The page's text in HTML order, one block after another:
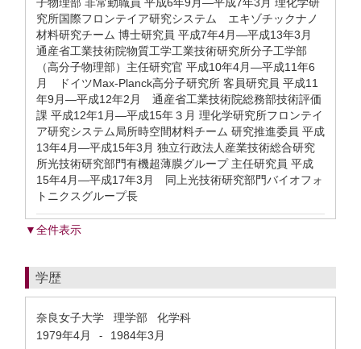
究所国際フロンテイア研究システム エキゾチックナノ
材料研究チーム 博士研究員 平成7年4月—平成13年3月
通産省工業技術院物質工学工業技術研究所分子工学部
（高分子物理部）主任研究官 平成10年4月—平成11年6
月 ドイツMax-Planck高分子研究所 客員研究員 平成11
年9月—平成12年2月 通産省工業技術院総務部技術評価
課 平成12年1月—平成15年３月 理化学研究所フロンテイ
ア研究システム局所時空間材料チーム 研究推進委員 平成
13年4月—平成15年3月 独立行政法人産業技術総合研究
所光技術研究部門有機超薄膜グループ 主任研究員 平成
15年4月—平成17年3月 同上光技術研究部門バイオフォ
トニクスグループ長
▼全件表示
学歴
奈良女子大学 理学部 化学科
1979年4月
-
1984年3月